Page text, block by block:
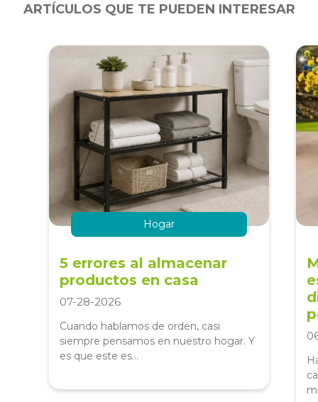
ARTÍCULOS QUE TE PUEDEN INTERESAR
5 errores al almacenar
productos en casa
07-28-2026
Cuando hablamos de orden, casi
siempre pensamos en nuestro hogar. Y
es que este es...
Hogar